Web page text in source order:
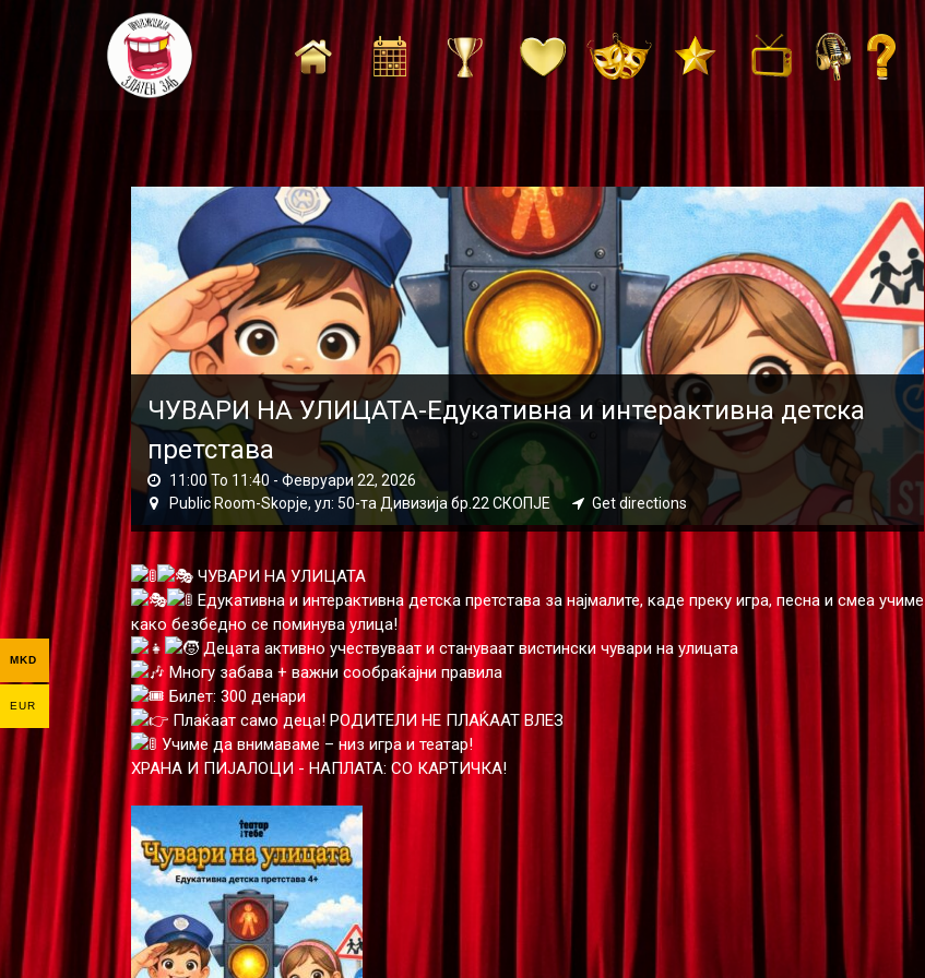
Skip
content
ЧУВАРИ НА УЛИЦАТА-Едукативна и интерактивна детска
претстава
11:00 To 11:40 - Февруари 22, 2026
Public Room-Skopje, ул: 50-та Дивизија бр.22 СКОПЈЕ
Get directions
ЧУВАРИ НА УЛИЦАТА
Едукативна и интерактивна детска претстава за најмалите, каде преку игра, песна и смеа учиме
како безбедно се поминува улица!
Децата активно учествуваат и стануваат вистински чувари на улицата
Многу забава + важни сообраќајни правила
Билет: 300 денари
Плаќаат само деца! РОДИТЕЛИ НЕ ПЛАЌААТ ВЛЕЗ
Учиме да внимаваме – низ игра и театар!
ХРАНА И ПИЈАЛОЦИ - НАПЛАТА: СО КАРТИЧКА!
MKD
EUR